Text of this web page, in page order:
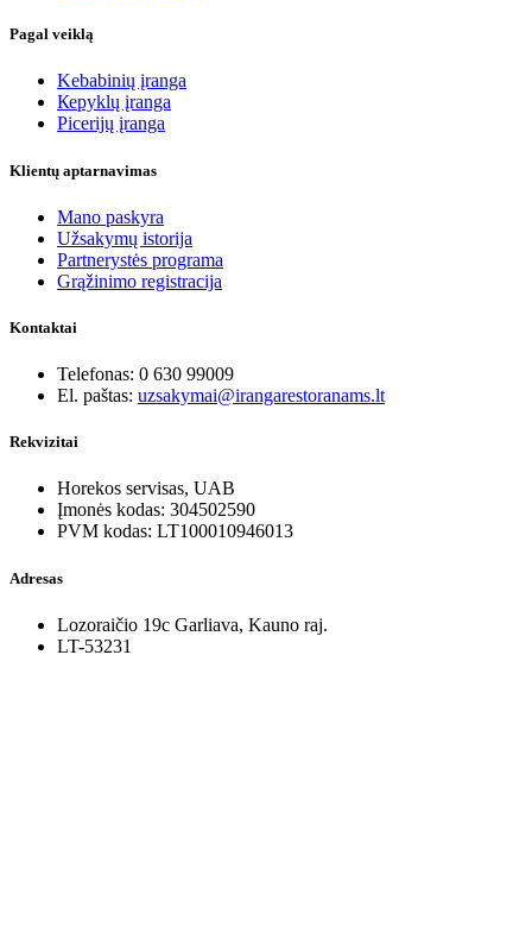
Pagal veiklą
Kebabinių įranga
Кеpyklų įranga
Picerijų įranga
Klientų aptarnavimas
Mano paskyra
Užsakymų istorija
Partnerystės programa
Grąžinimo registracija
Kontaktai
Telefonas: 0 630 99009
El. paštas: uzsakymai@irangarestoranams.lt
Rekvizitai
Horekos servisas, UAB
Įmonės kodas: 304502590
PVM kodas: LT100010946013
Adresas
Lozoraičio 19c Garliava, Kauno raj.
LT-53231